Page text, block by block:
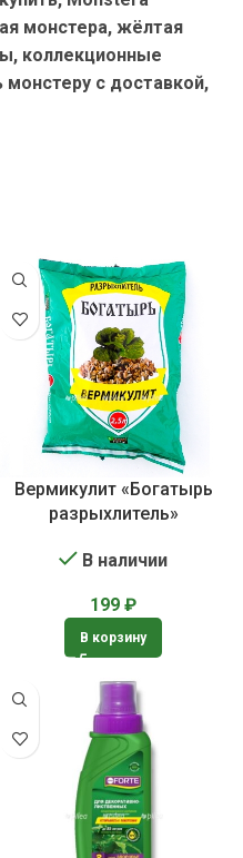
монстера, жёлтая
коллекционные
монстеру с доставкой,
Вермикулит «Богатырь
разрыхлитель»
В наличии
199 ₽
В корзину